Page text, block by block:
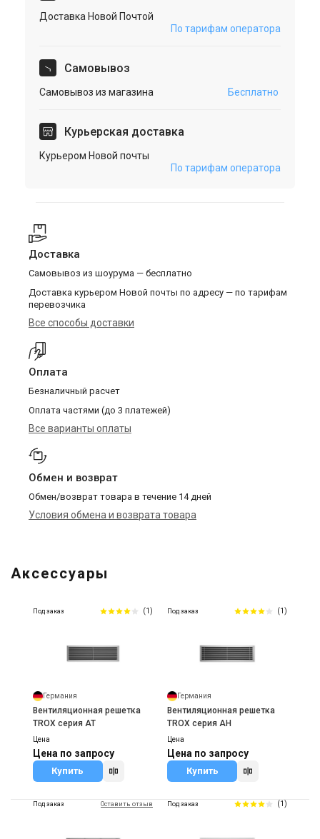
Доставка Новой Почтой
По тарифам оператора
Cамовывоз
Самовывоз из магазина Бесплатно
Курьерская доставка
Курьером Новой почты
По тарифам оператора
Доставка
Самовывоз из шоурума — бесплатно
Доставка курьером Новой почты по адресу — по тарифам
перевозчика
Все способы доставки
Оплата
Безналичный расчет
Оплата частями (до 3 платежей)
Все варианты оплаты
Обмен и возврат
Обмен/возврат товара в течение 14 дней
Условия обмена и возврата товара
Аксессуары
Под заказ (1)
Германия
Вентиляционная решетка
TROX серия AT
Цена
Цена по запросу
Купить
Под заказ (1)
Германия
Вентиляционная решетка
TROX серия AH
Цена
Цена по запросу
Купить
Под заказ Оставить отзыв Под заказ (1)